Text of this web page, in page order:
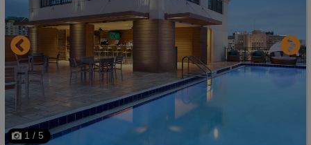
1 / 5